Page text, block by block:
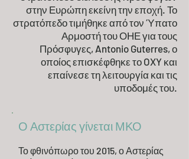
στην Ευρώπη εκείνη την εποχή. Το
στρατόπεδο τιμήθηκε από τον Ύπατο
Αρμοστή του ΟΗΕ για τους
Πρόσφυγες, Antonio Guterres, ο
οποίος επισκέφθηκε το OXY και
επαίνεσε τη λειτουργία και τις
υποδομές του.
Ο Αστερίας γίνεται ΜΚΟ
Το φθινόπωρο του 2015, ο Αστερίας